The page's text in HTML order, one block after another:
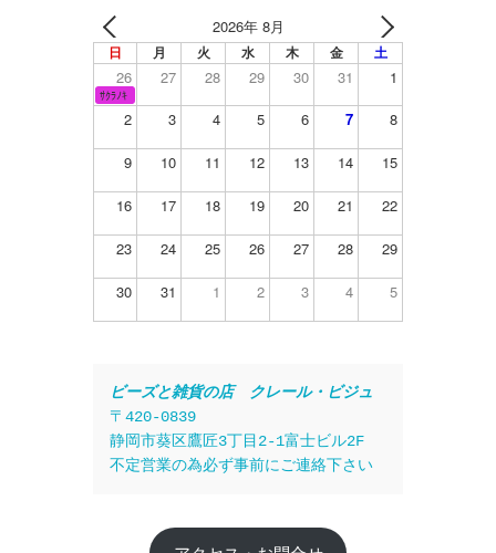
2026年 8月
日 月 火 水 木 金 土
26 27 28 29 30 31 1
ｻｸﾗﾉｷ
2 3 4 5 6 7 8
9 10 11 12 13 14 15
16 17 18 19 20 21 22
23 24 25 26 27 28 29
30 31 1 2 3 4 5
ビーズと雑貨の店　クレール・ビジュ
〒420-0839
静岡市葵区鷹匠3丁目2-1富士ビル2F
不定営業の為必ず事前にご連絡下さい